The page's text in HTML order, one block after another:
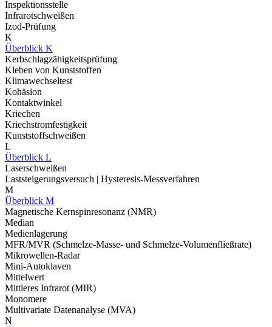
Inspektionsstelle
Infrarotschweißen
Izod-Prüfung
K
Überblick K
Kerbschlagzähigkeitsprüfung
Kleben von Kunststoffen
Klimawechseltest
Kohäsion
Kontaktwinkel
Kriechen
Kriechstromfestigkeit
Kunststoffschweißen
L
Überblick L
Laserschweißen
Laststeigerungsversuch | Hysteresis-Messverfahren
M
Überblick M
Magnetische Kernspinresonanz (NMR)
Median
Medienlagerung
MFR/MVR (Schmelze-Masse- und Schmelze-Volumenfließrate)
Mikrowellen-Radar
Mini-Autoklaven
Mittelwert
Mittleres Infrarot (MIR)
Monomere
Multivariate Datenanalyse (MVA)
N